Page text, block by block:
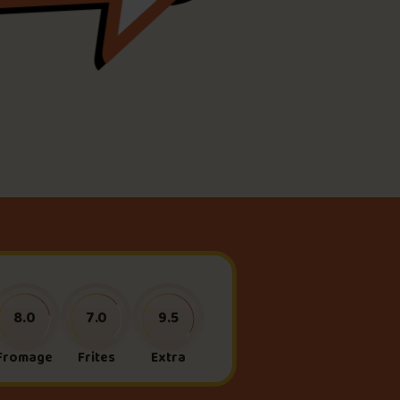
8.0
Frites
7.0
Extra
9.5